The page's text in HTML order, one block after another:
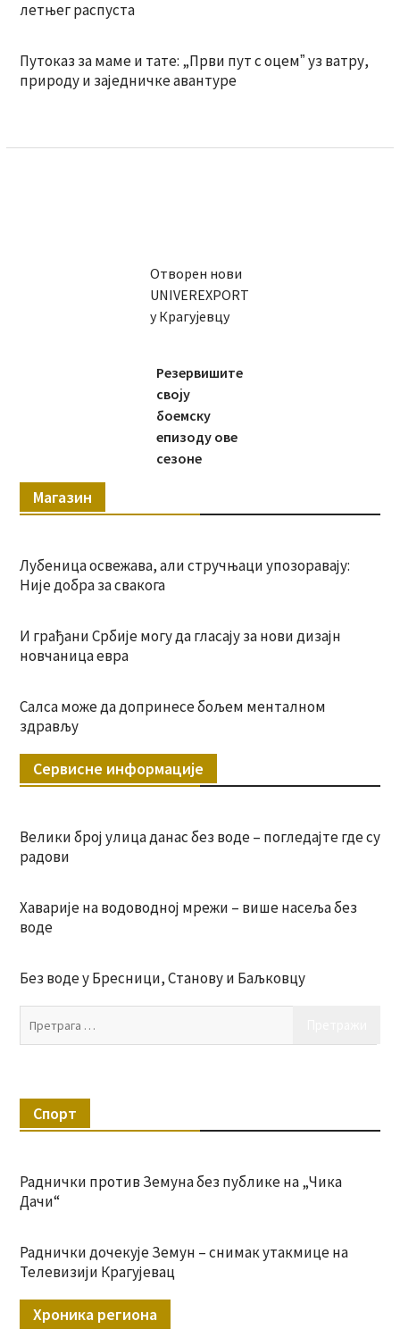
летњег распуста
Путоказ за маме и тате: „Први пут с оцемˮ уз ватру,
природу и заједничке авантуре
Отворен нови
UNIVEREXPORT
у Крагујевцу
Резервишите
своју
боемску
епизоду ове
сезоне
Магазин
Лубеница освежава, али стручњаци упозоравају:
Није добра за свакога
И грађани Србије могу да гласају за нови дизајн
новчаница евра
Салса може да допринесе бољем менталном
здрављу
Сервисне информације
Велики број улица данас без воде – погледајте где су
радови
Хаварије на водоводној мрежи – више насеља без
воде
Без воде у Бресници, Станову и Баљковцу
Спорт
Раднички против Земуна без публике на „Чика
Дачи“
Раднички дочекује Земун – снимак утакмице на
Телевизији Крагујевац
Хроника региона